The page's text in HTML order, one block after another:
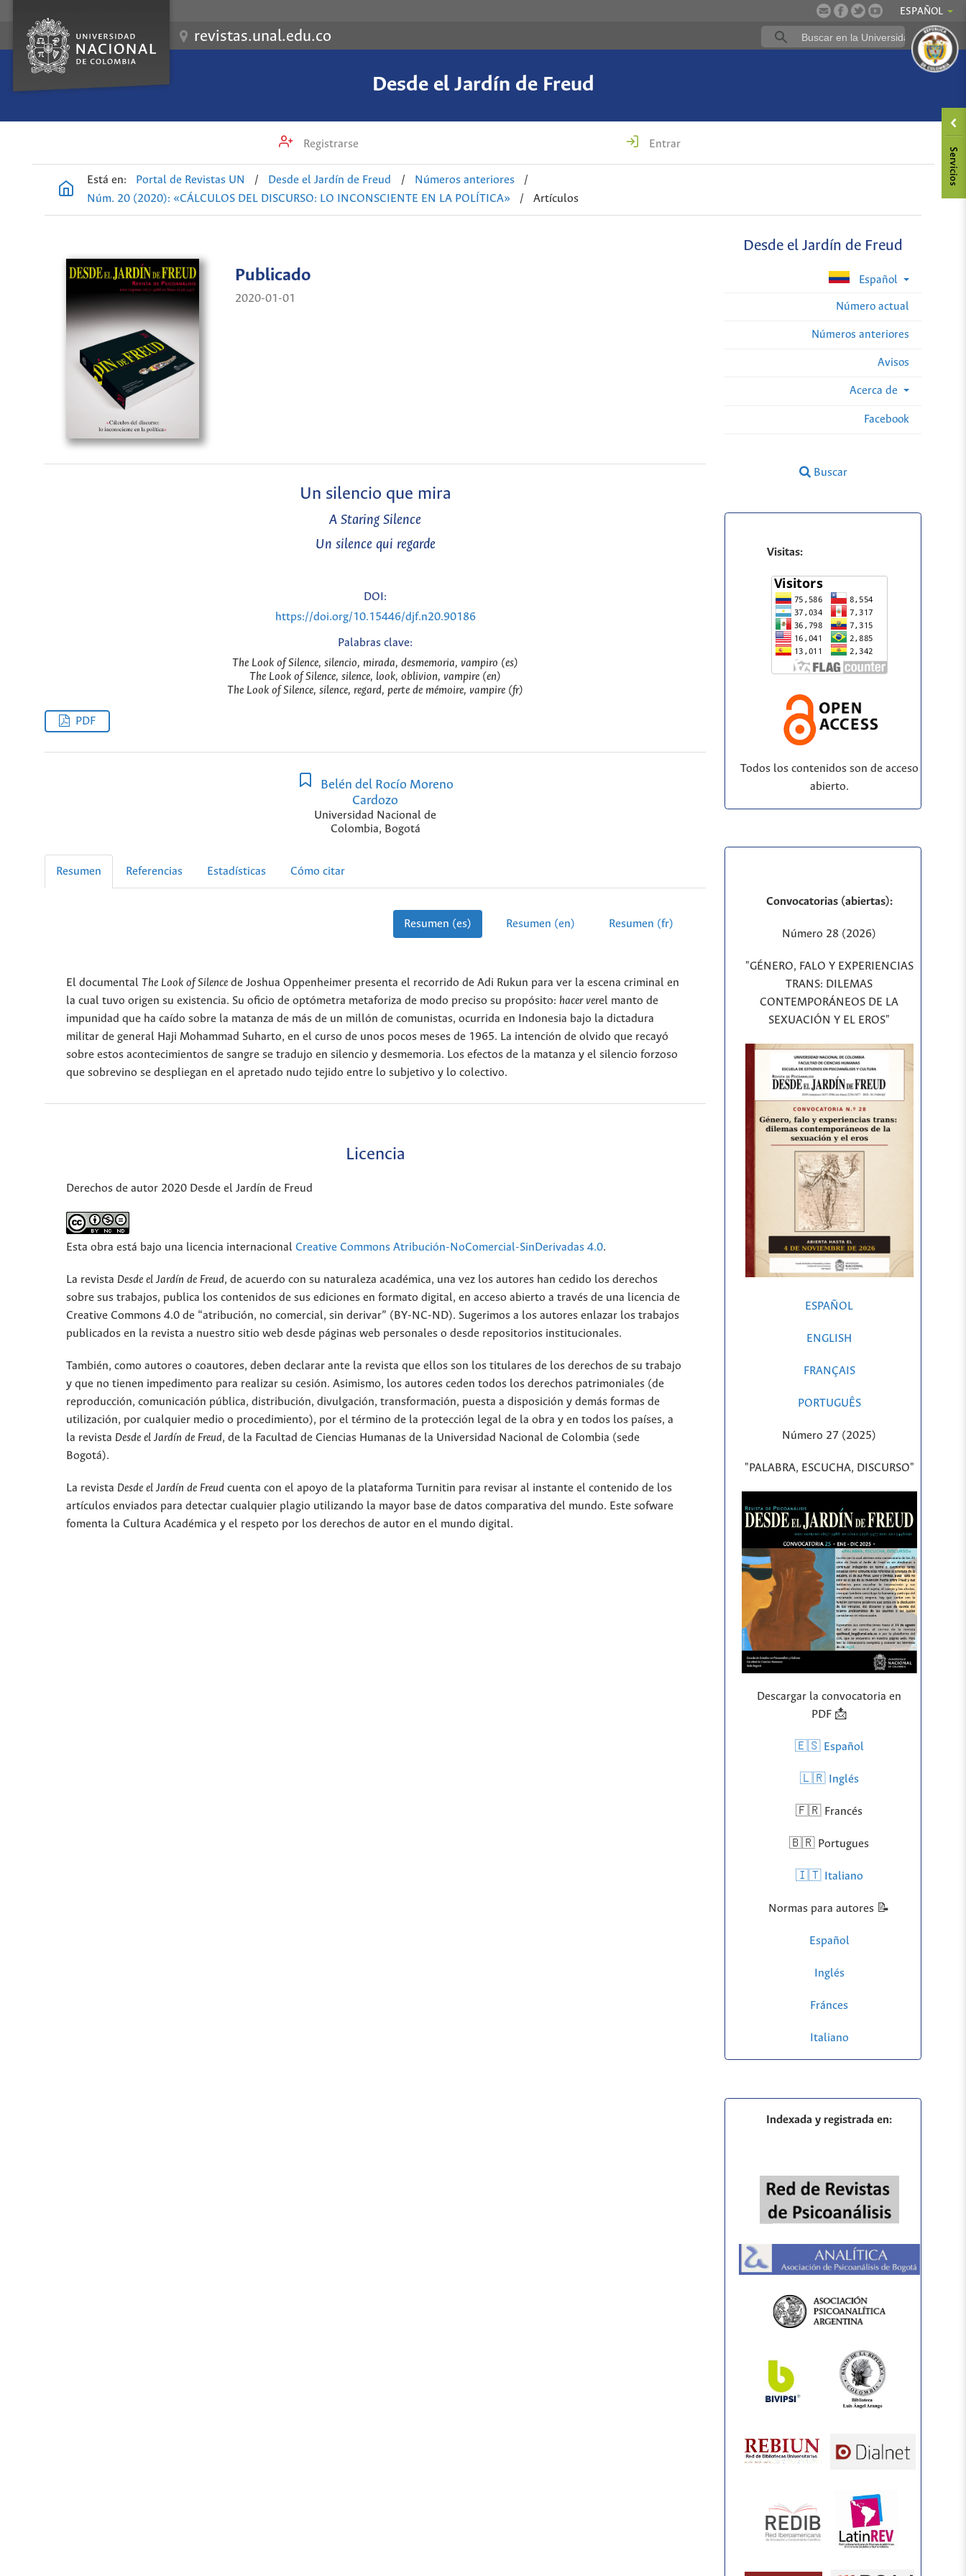
ESPAÑOL
revistas.unal.edu.co
Desde el Jardín de Freud
Registrarse Entrar
Está en: Portal de Revistas UN / Desde el Jardín de Freud / Números anteriores
/
Núm. 20 (2020): «CÁLCULOS DEL DISCURSO: LO INCONSCIENTE EN LA POLÍTICA»
/ Artículos
Desde el Jardín de Freud
Español
Número actual
Números anteriores
Avisos
Acerca de
Facebook
Buscar
Publicado
2020-01-01
Un silencio que mira
A Staring Silence
Un silence qui regarde
DOI:
https://doi.org/10.15446/djf.n20.90186
Palabras clave:
The Look of Silence, silencio, mirada, desmemoria, vampiro (es)
The Look of Silence, silence, look, oblivion, vampire (en)
The Look of Silence, silence, regard, perte de mémoire, vampire (fr)
PDF
Belén del Rocío Moreno
Cardozo
Universidad Nacional de
Colombia, Bogotá
Resumen Referencias Estadísticas Cómo citar
Resumen (es) Resumen (en) Resumen (fr)
El documental The Look of Silence de Joshua Oppenheimer presenta el recorrido de Adi Rukun para ver la escena criminal en
la cual tuvo origen su existencia. Su oficio de optómetra metaforiza de modo preciso su propósito: hacer verel manto de
impunidad que ha caído sobre la matanza de más de un millón de comunistas, ocurrida en Indonesia bajo la dictadura
militar de general Haji Mohammad Suharto, en el curso de unos pocos meses de 1965. La intención de olvido que recayó
sobre estos acontecimientos de sangre se tradujo en silencio y desmemoria. Los efectos de la matanza y el silencio forzoso
que sobrevino se despliegan en el apretado nudo tejido entre lo subjetivo y lo colectivo.
Licencia
Derechos de autor 2020 Desde el Jardín de Freud
Esta obra está bajo una licencia internacional Creative Commons Atribución-NoComercial-SinDerivadas 4.0.
La revista Desde el Jardín de Freud, de acuerdo con su naturaleza académica, una vez los autores han cedido los derechos
sobre sus trabajos, publica los contenidos de sus ediciones en formato digital, en acceso abierto a través de una licencia de
Creative Commons 4.0 de “atribución, no comercial, sin derivar” (BY-NC-ND). Sugerimos a los autores enlazar los trabajos
publicados en la revista a nuestro sitio web desde páginas web personales o desde repositorios institucionales.
También, como autores o coautores, deben declarar ante la revista que ellos son los titulares de los derechos de su trabajo
y que no tienen impedimento para realizar su cesión. Asimismo, los autores ceden todos los derechos patrimoniales (de
reproducción, comunicación pública, distribución, divulgación, transformación, puesta a disposición y demás formas de
utilización, por cualquier medio o procedimiento), por el término de la protección legal de la obra y en todos los países, a
la revista Desde el Jardín de Freud, de la Facultad de Ciencias Humanas de la Universidad Nacional de Colombia (sede
Bogotá).
La revista Desde el Jardín de Freud cuenta con el apoyo de la plataforma Turnitin para revisar al instante el contenido de los
artículos enviados para detectar cualquier plagio utilizando la mayor base de datos comparativa del mundo. Este sofware
fomenta la Cultura Académica y el respeto por los derechos de autor en el mundo digital.
Visitas:
Todos los contenidos son de acceso
abierto.
Convocatorias (abiertas):
Número 28 (2026)
"GÉNERO, FALO Y EXPERIENCIAS
TRANS: DILEMAS
CONTEMPORÁNEOS DE LA
SEXUACIÓN Y EL EROS"
ESPAÑOL
ENGLISH
FRANÇAIS
PORTUGUÊS
Número 27 (2025)
"PALABRA, ESCUCHA, DISCURSO"
Descargar la convocatoria en
PDF 📩
🇪🇸 Español
🇱🇷Inglés
🇫🇷 Francés
🇧🇷 Portugues
🇮🇹 Italiano
Normas para autores 📝
Español
Inglés
Fránces
Italiano
Indexada y registrada en: